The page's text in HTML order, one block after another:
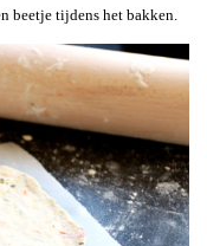
beetje tijdens het bakken.